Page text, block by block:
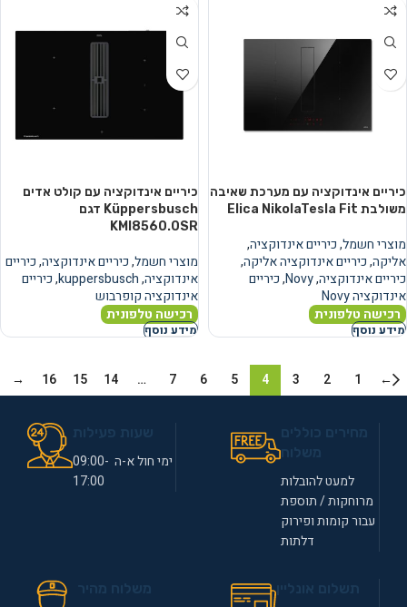
כיריים אינדוקציה עם מערכת שאיבה
משולבת Elica NikolaTesla Fit
מוצרי חשמל,כיריים אינדוקציה,
אליקה,כיריים אינדוקציה אליקה,
כיריים אינדוקציה,
Novy
,כיריים
אינדוקציה Novy
רכישה טלפונית
מידע נוסף
כיריים אינדוקציה עם קולט אדים
Küppersbusch דגם
KMI8560.0SR
מוצרי חשמל,כיריים אינדוקציה,כיריים
אינדוקציה,
kuppersbusch
,כיריים
אינדוקציה קופרבוש
רכישה טלפונית
מידע נוסף
←
1
2
3
4
5
6
7
…
14
15
16
→
למעט להובלות
מרוחקות / תוספת
עבור קומות ופירוק
דלתות
ימי חול א-ה 09:00-
17:00